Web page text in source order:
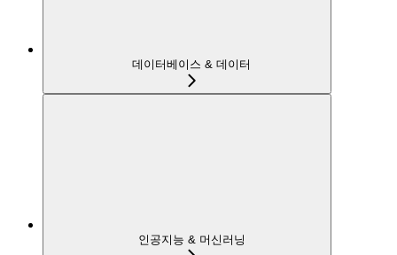
데이터베이스 & 데이터
인공지능 & 머신러닝